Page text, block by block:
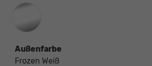
Außenfarbe
Frozen Weiß